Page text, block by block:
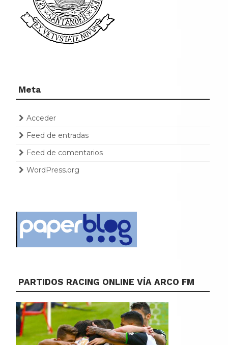
Meta
Acceder
Feed de entradas
Feed de comentarios
WordPress.org
PARTIDOS RACING ONLINE VÍA ARCO FM